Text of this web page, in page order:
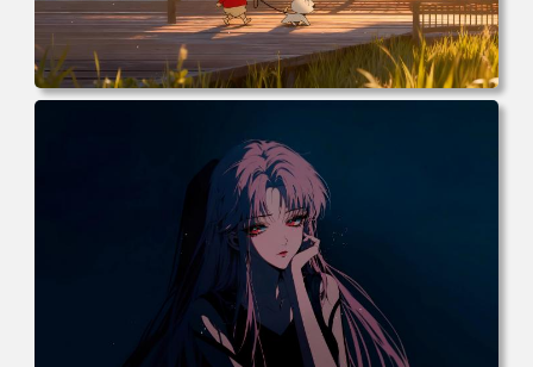
电脑壁纸 动漫 小白 日落 木栈道 田野 蜡笔小新 遛小白 麦田
电脑桌面 高清壁纸 壁纸下载 壁纸大全